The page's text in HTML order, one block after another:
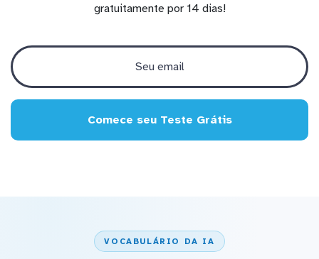
gratuitamente por 14 dias!
Comece seu Teste Grátis
VOCABULÁRIO DA IA